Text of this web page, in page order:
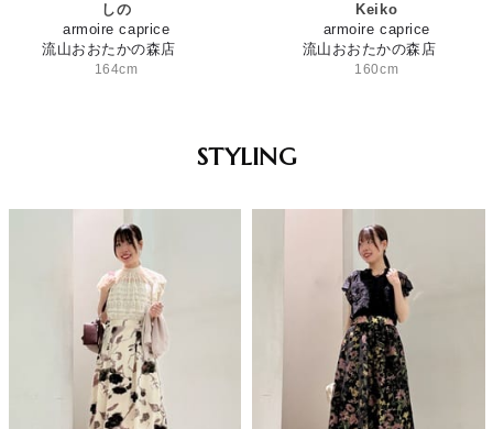
しの
armoire caprice
流山おおたかの森店
164cm
Keiko
armoire caprice
流山おおたかの森店
160cm
STYLING